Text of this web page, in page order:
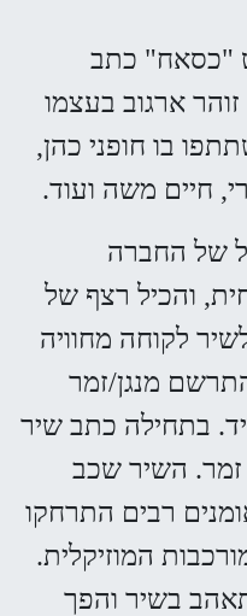
"כסאח" כתב
זוהר ארגוב בעצמו
בו חופני כהן,
חיים משה ועוד.
של החברה
והכיל רצף של
לקוחה מחוויה
מנגן/זמר
בתחילה כתב שיר
זמר. השיר שכב
כ-8 שנים. אומנים רבים התרחקו
המוזיקלית.
בשיר והפך